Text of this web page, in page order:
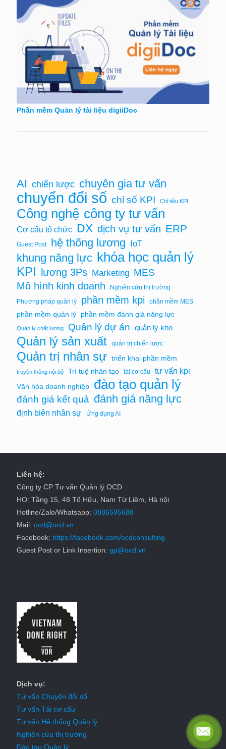
Phần mềm Quản lý tài liệu digiiDoc
AI chiến lược chuyên gia tư vấn
chuyển đổi số chỉ số KPI Chỉ tiêu KPI
Công nghệ công ty tư vấn
Cơ cấu tổ chức DX dịch vụ tư vấn ERP
Guest Post hệ thống lương IoT
khung năng lực khóa học quản lý
KPI lương 3Ps Marketing MES
Mô hình kinh doanh
Nghiên cứu thị trường
Phương pháp quản lý
phần mềm kpi phần mềm MES
phần mềm quản lý phần mềm đánh giá năng lực
Quản lý chất lượng Quản lý dự án quản lý kho
Quản lý sản xuất quản trị chiến lược
Quản trị nhân sự triển khai phần mềm
truyền thông nội bộ Trí tuệ nhân tạo tái cơ cấu tư vấn kpi
Văn hóa doanh nghiệp đào tạo quản lý
đánh giá kết quả đánh giá năng lực
định biên nhân sự Ứng dụng AI
Liên hệ:
Công ty CP Tư vấn Quản lý OCD
HO: Tầng 15, 48 Tố Hữu, Nam Từ Liêm, Hà nội
Hotline/Zalo/Whatsapp: 0886595688
Mail: ocd@ocd.vn
Facebook: https://facebook.com/ocdconsulting
Guest Post or Link Insertion: gp@ocd.vn
Dịch vụ:
Tư vấn Chuyển đổi số
Tư vấn Tái cơ cấu
Tư vấn Hệ thống Quản lý
Nghiên cứu thị trường
Đào tạo Quản lý